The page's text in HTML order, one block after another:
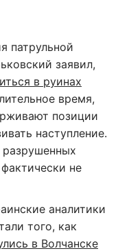
патрульной
заявил,
в руинах
время,
позиции
наступление.
не
аналитики
того, как
в Волчанске